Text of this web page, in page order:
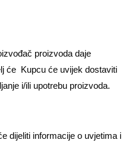
proizvoda daje
će Kupcu će uvijek dostaviti
i/ili upotrebu proizvoda.
dijeliti informacije o uvjetima i